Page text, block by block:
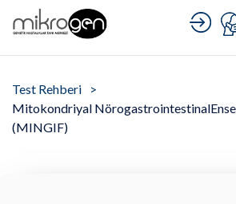
Test Rehberi
Mitokondriyal
(MINGIF)